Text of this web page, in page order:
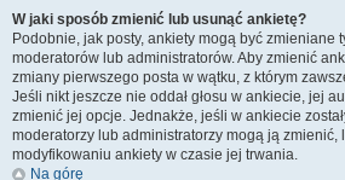
W jaki sposób zmienić lub usunąć ankietę?
Podobnie, jak posty, ankiety mogą być zmieniane
moderatorów lub administratorów. Aby zmienić
zmiany pierwszego posta w wątku, z którym
Jeśli nikt jeszcze nie oddał głosu w ankiecie, jej
zmienić jej opcje. Jednakże, jeśli w ankiecie
moderatorzy lub administratorzy mogą ją zmienić,
modyfikowaniu ankiety w czasie jej trwania.
Na górę